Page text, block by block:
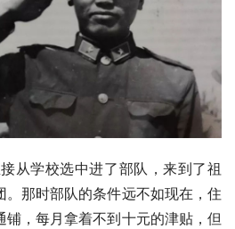
从学校选中进了部队，来到了祖
。那时部队的条件远不如现在，住
铺，每月拿着不到十元的津贴，但